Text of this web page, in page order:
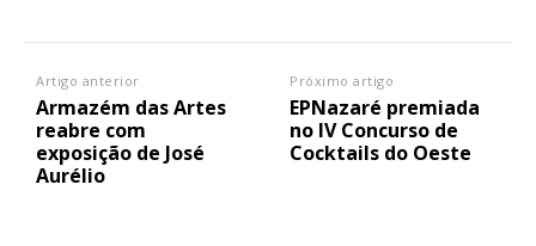
Artigo anterior
Armazém das Artes
reabre com
exposição de José
Aurélio
Próximo artigo
EPNazaré premiada
no IV Concurso de
Cocktails do Oeste